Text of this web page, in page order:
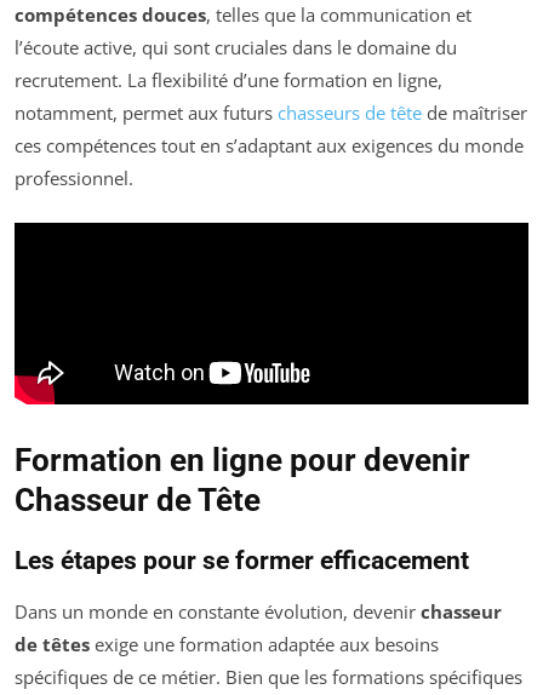
compétences douces, telles que la communication et
l’écoute active, qui sont cruciales dans le domaine du
recrutement. La flexibilité d’une formation en ligne,
notamment, permet aux futurs chasseurs de tête de maîtriser
ces compétences tout en s’adaptant aux exigences du monde
professionnel.
Formation en ligne pour devenir
Chasseur de Tête
Les étapes pour se former efficacement
Dans un monde en constante évolution, devenir chasseur
de têtes exige une formation adaptée aux besoins
spécifiques de ce métier. Bien que les formations spécifiques